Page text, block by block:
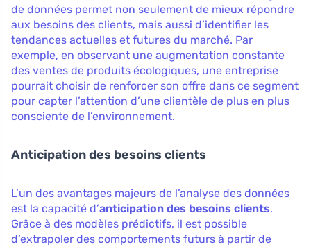
de données permet non seulement de mieux répondre
aux besoins des clients, mais aussi d’identifier les
tendances actuelles et futures du marché. Par
exemple, en observant une augmentation constante
des ventes de produits écologiques, une entreprise
pourrait choisir de renforcer son offre dans ce segment
pour capter l’attention d’une clientèle de plus en plus
consciente de l’environnement.
Anticipation des besoins clients
L’un des avantages majeurs de l’analyse des données
est la capacité d’anticipation des besoins clients.
Grâce à des modèles prédictifs, il est possible
d’extrapoler des comportements futurs à partir de